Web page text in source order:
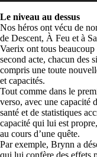
Le niveau au dessus
Nos héros ont vécu de
de Descent, À Feu et à
Vaerix ont tous
second acte, chacun des
compris une toute
et capacités.
Tout comme dans le
verso, avec une capacité
santé et de statistiques
capacité qui lui est
au cours d’une quête.
Par exemple, Brynn a
qui lui confère des effets